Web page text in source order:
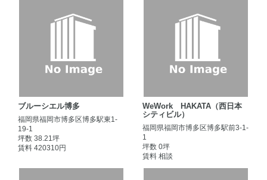
ブルーシエル博多
福岡県福岡市博多区博多駅東1-
19-1
坪数 38.21坪
賃料 420310円
WeWork HAKATA（西日本
シティビル）
福岡県福岡市博多区博多駅前3-1-
1
坪数 0坪
賃料 相談